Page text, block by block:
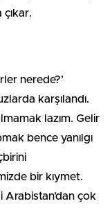
nerede?’
karşılandı.
lazım. Gelir
bence yanılgı
bir kıymet.
Arabistan’dan çok